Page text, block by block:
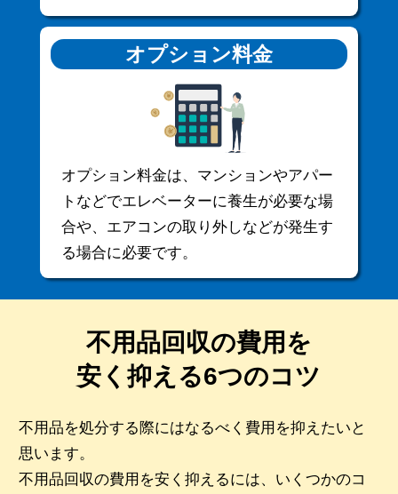
オプション料金
オプション料金は、マンションやアパー
トなどでエレベーターに養生が必要な場
合や、エアコンの取り外しなどが発生す
る場合に必要です。
不用品回収の費用を
安く抑える6つのコツ
不用品を処分する際にはなるべく費用を抑えたいと
思います。
不用品回収の費用を安く抑えるには、いくつかのコ